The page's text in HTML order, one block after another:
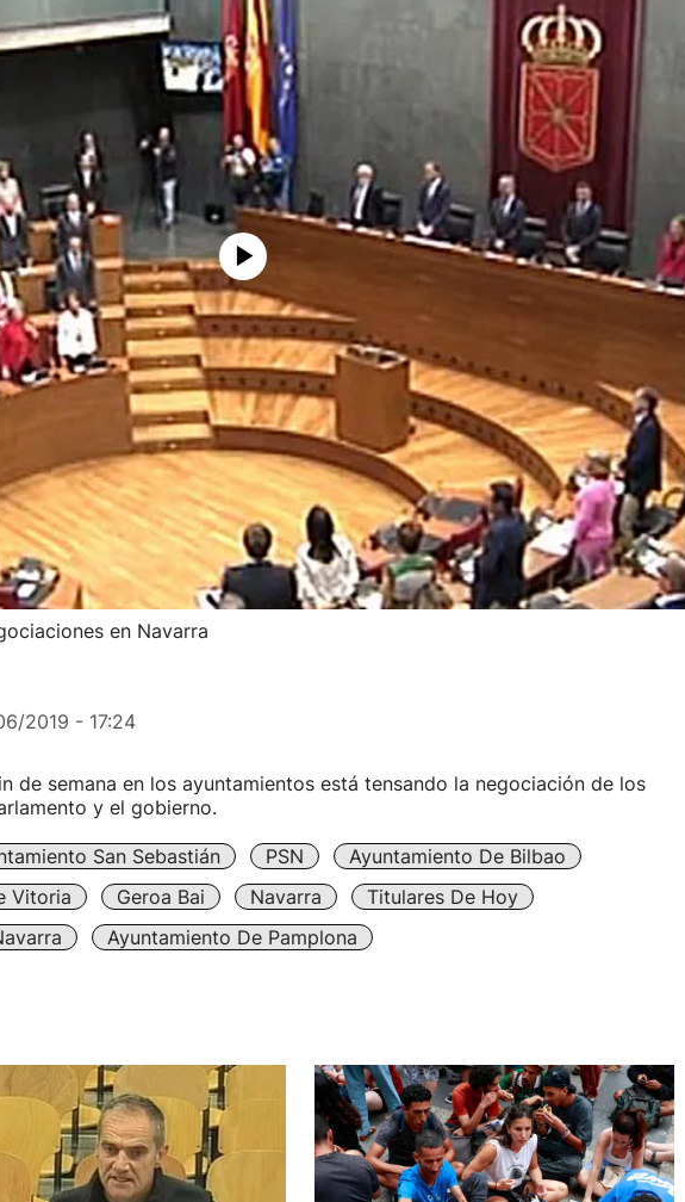
en Navarra
2019 - 17:24
de semana en los ayuntamientos está tensando la negociación de los
y el gobierno.
San Sebastián PSN
Ayuntamiento De Bilbao
Vitoria
Geroa Bai Navarra
Titulares De Hoy
Ayuntamiento De Pamplona